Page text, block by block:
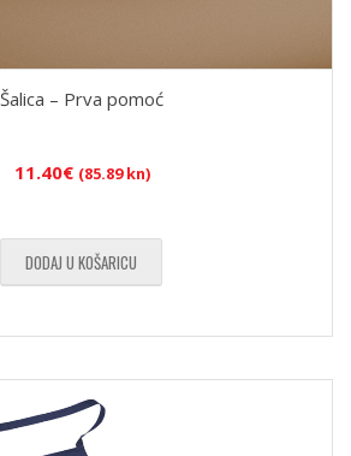
Šalica – Prva pomoć
11.40€ (85.89 kn)
DODAJ U KOŠARICU